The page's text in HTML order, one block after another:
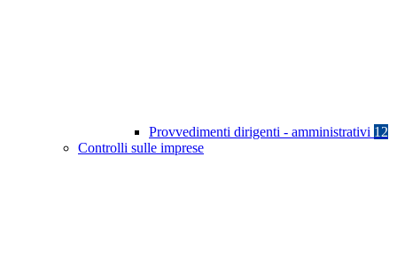
Provvedimenti dirigenti - amministrativi 12
Controlli sulle imprese